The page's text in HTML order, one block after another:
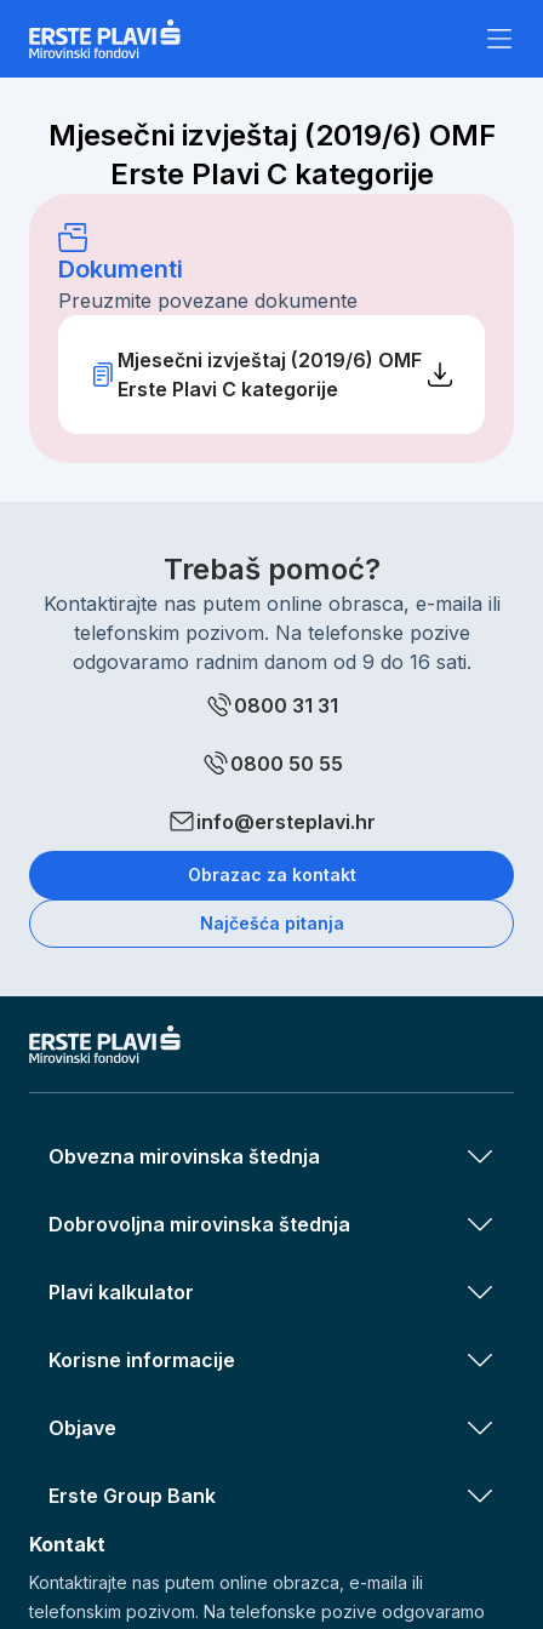
Mjesečni izvještaj (2019/6) OMF
Erste Plavi C kategorije
Dokumenti
Preuzmite povezane dokumente
Mjesečni izvještaj (2019/6) OMF
Erste Plavi C kategorije
Trebaš pomoć?
Kontaktirajte nas putem online obrasca, e-maila ili
telefonskim pozivom. Na telefonske pozive
odgovaramo radnim danom od 9 do 16 sati.
0800 31 31
0800 50 55
info@ersteplavi.hr
Obrazac za kontakt
Najčešća pitanja
Obvezna mirovinska štednja
Dobrovoljna mirovinska štednja
Plavi kalkulator
Korisne informacije
Objave
Erste Group Bank
Kontakt
Kontaktirajte nas putem online obrazca, e-maila ili
telefonskim pozivom. Na telefonske pozive odgovaramo